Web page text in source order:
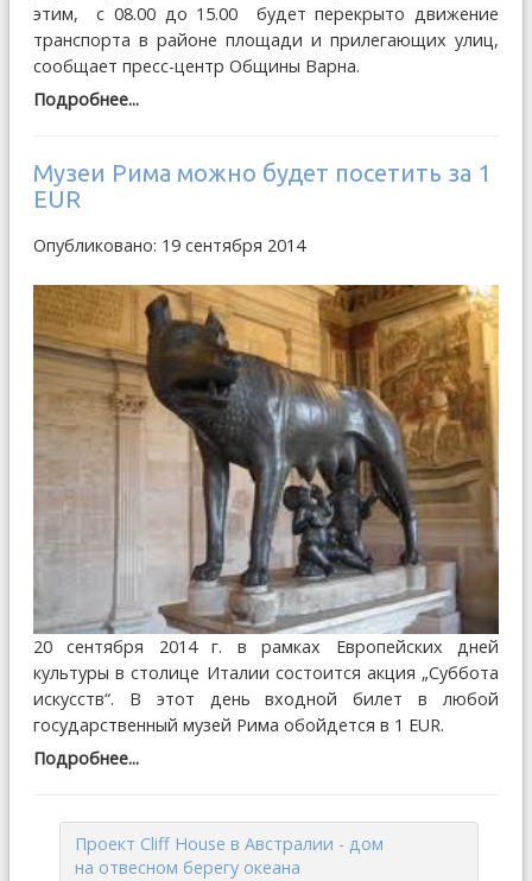
этим, с 08.00 до 15.00 будет перекрыто движение
транспорта в районе площади и прилегающих улиц,
сообщает пресс-центр Общины Варна.
Подробнее...
Музеи Рима можно будет посетить за 1
EUR
Опубликовано: 19 сентября 2014
20 сентября 2014 г. в рамках Европейских дней
культуры в столице Италии состоится акция „Суббота
искусств“. В этот день входной билет в любой
государственный музей Рима обойдется в 1 EUR.
Подробнее...
Проект Cliff House в Австралии - дом
на отвесном берегу океана